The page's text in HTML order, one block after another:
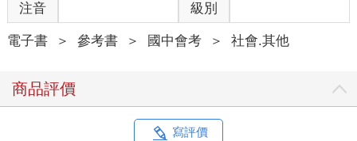
注音 級別
電子書 ＞ 參考書 ＞ 國中會考 ＞ 社會.其他
商品評價
寫評價